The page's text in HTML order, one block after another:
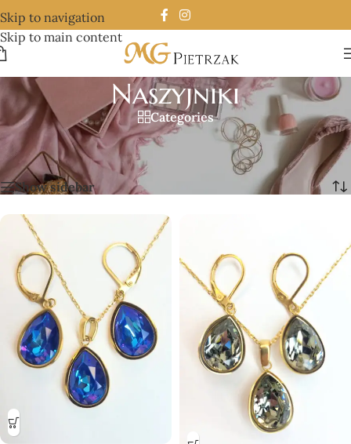
Skip to navigation
Skip to main content
Naszyjniki
Categories
Strona główna/Biżuteria/Naszyjniki /Strona 2
Wyświetlanie 13–24 z 41 wyników
Show sidebar